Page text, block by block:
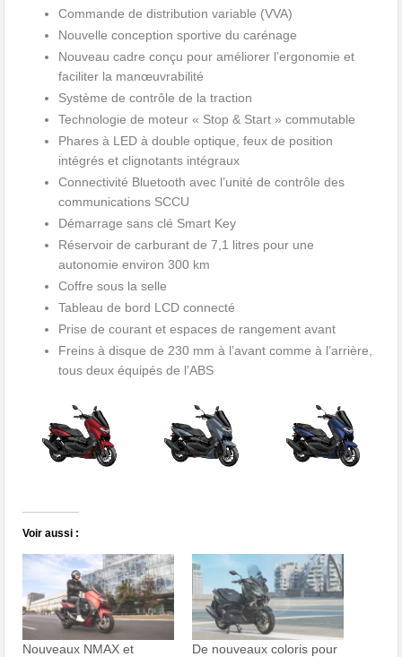
Commande de distribution variable (VVA)
Nouvelle conception sportive du carénage
Nouveau cadre conçu pour améliorer l’ergonomie et
faciliter la manœuvrabilité
Système de contrôle de la traction
Technologie de moteur « Stop & Start » commutable
Phares à LED à double optique, feux de position
intégrés et clignotants intégraux
Connectivité Bluetooth avec l’unité de contrôle des
communications SCCU
Démarrage sans clé Smart Key
Réservoir de carburant de 7,1 litres pour une
autonomie environ 300 km
Coffre sous la selle
Tableau de bord LCD connecté
Prise de courant et espaces de rangement avant
Freins à disque de 230 mm à l’avant comme à l’arrière,
tous deux équipés de l’ABS
Voir aussi :
Nouveaux NMAX et
De nouveaux coloris pour